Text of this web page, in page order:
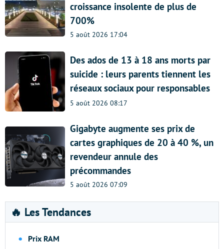
croissance insolente de plus de
700%
5 août 2026 17:04
Des ados de 13 à 18 ans morts par
suicide : leurs parents tiennent les
réseaux sociaux pour responsables
5 août 2026 08:17
Gigabyte augmente ses prix de
cartes graphiques de 20 à 40 %, un
revendeur annule des
précommandes
5 août 2026 07:09
🔥 Les Tendances
Prix RAM